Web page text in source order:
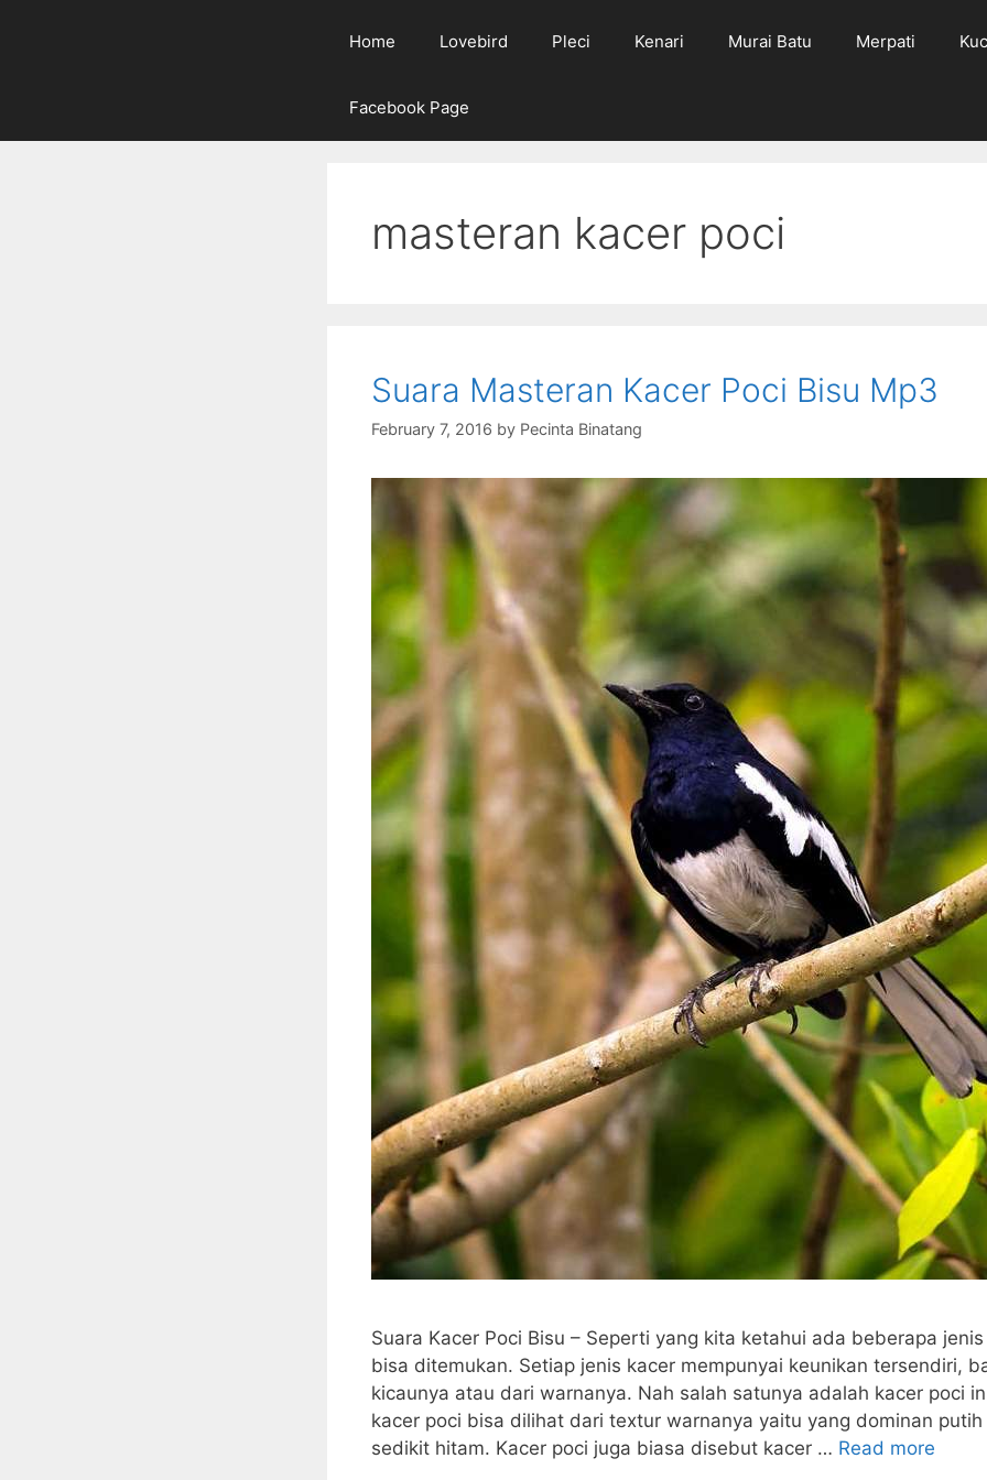
Home Lovebird Pleci Kenari Murai Batu Merpati
Facebook Page
masteran kacer poci
Suara Masteran Kacer Poci Bisu Mp3
February 7, 2016 by Pecinta Binatang
Suara Kacer Poci Bisu – Seperti yang kita ketahui ada beberapa
bisa ditemukan. Setiap jenis kacer mempunyai keunikan tersendiri,
kicaunya atau dari warnanya. Nah salah satunya adalah kacer poci
kacer poci bisa dilihat dari textur warnanya yaitu yang dominan
sedikit hitam. Kacer poci juga biasa disebut kacer … Read more